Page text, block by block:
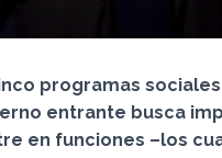
programas
entrante busca
en funciones –los